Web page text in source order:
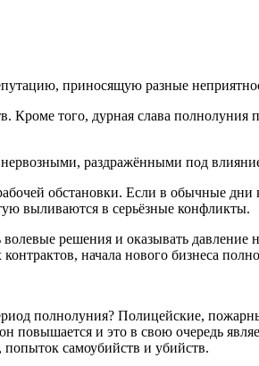
приносящую разные
Кроме того, дурная слава
раздражёнными под
обстановки. Если в обычные
выливаются в серьёзные конфликты.
решения и оказывать
начала нового бизнеса
полнолуния? Полицейские,
повышается и это в свою очередь
самоубийств и убийств.